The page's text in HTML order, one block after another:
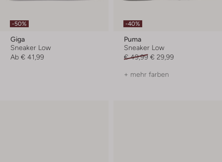
-50%
Giga
Sneaker Low
Ab € 41,99
-40%
Puma
Sneaker Low
€ 49,99 € 29,99
+ mehr farben